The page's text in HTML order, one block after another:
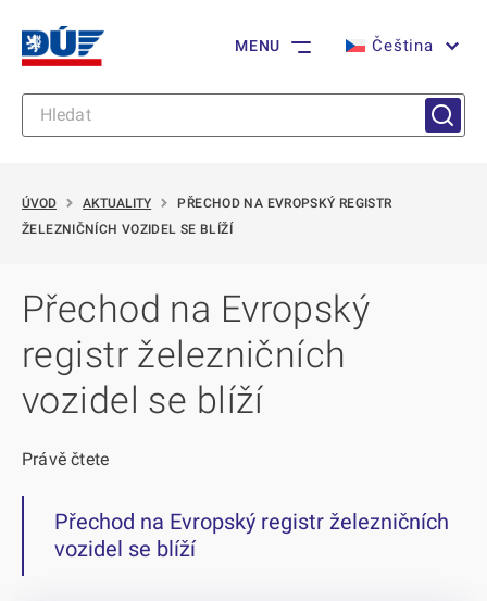
MENU Čeština
ÚVOD AKTUALITY
PŘECHOD NA EVROPSKÝ REGISTR
ŽELEZNIČNÍCH VOZIDEL SE BLÍŽÍ
Přechod na Evropský
registr železničních
vozidel se blíží
Právě čtete
Přechod na Evropský registr železničních
vozidel se blíží